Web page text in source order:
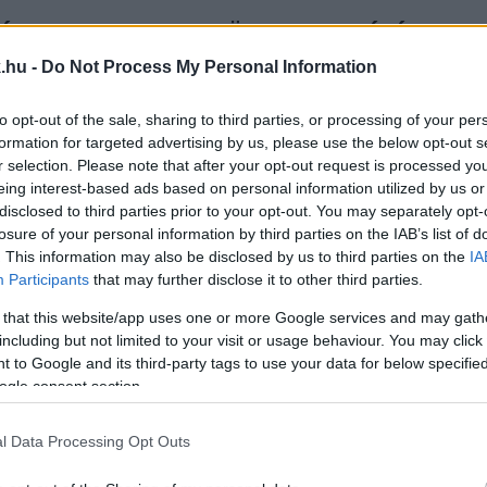
- Do Not Process My Personal Information
opt-out of the sale, sharing to third parties, or processing of your
for targeted advertising by us, please use the below opt-out
selection. Please note that after your opt-out request is processed
interest-based ads based on personal information utilized by us
to third parties prior to your opt-out. You may separately
of your personal information by third parties on the IAB’s list of
This information may also be disclosed by us to third parties on the
Participants that may further disclose it to other third parties.
that this website/app uses one or more Google services and may
but not limited to your visit or usage behaviour. You may
to Google and its third-party tags to use your data for below
consent section.
Data Processing Opt Outs
A REZSICSÖKKENTETT GÁZÁRAT
A MI HAZÁNK
ALACSONY JÖVEDELEMMEL
a leginkább rászorulókat hagyta az út szélén.
TŰZIFA ÁRA – EZEKRE KERESTEK RÁ A